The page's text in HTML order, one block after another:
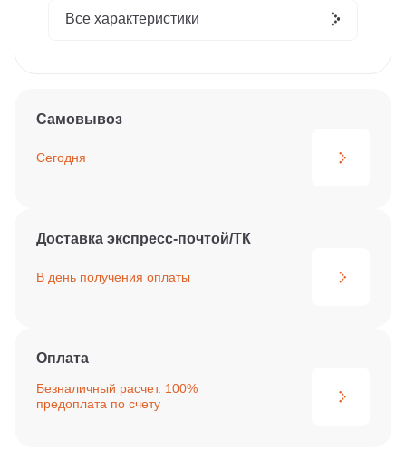
Все характеристики
Самовывоз
Сегодня
Доставка экспресс-почтой/ТК
В день получения оплаты
Оплата
Безналичный расчет. 100%
предоплата по счету